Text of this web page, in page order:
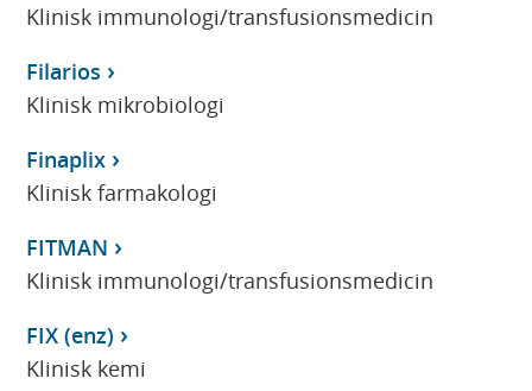
Klinisk immunologi/transfusionsmedicin
Filarios
Klinisk mikrobiologi
Finaplix
Klinisk farmakologi
FITMAN
Klinisk immunologi/transfusionsmedicin
FIX (enz)
Klinisk kemi